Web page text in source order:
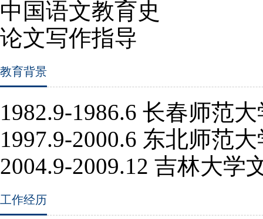
中国语文教育史
论文写作指导
教育背景
1982.9-1986.6 长春师范
1997.9-2000.6 东北师范
2004.9-2009.12 吉林大学
工作经历